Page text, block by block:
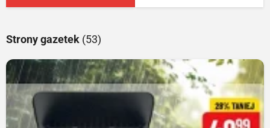
Strony gazetek (53)